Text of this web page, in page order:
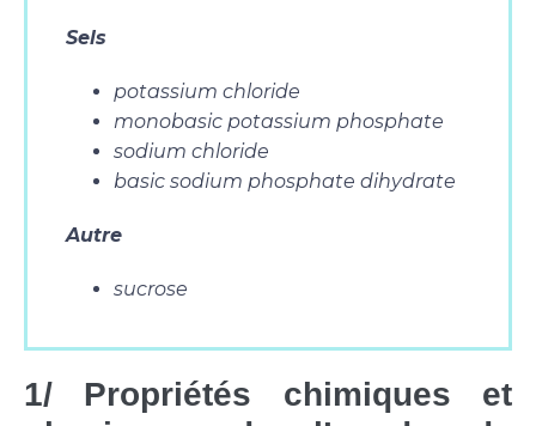
Sels
potassium chloride
monobasic potassium phosphate
sodium chloride
basic sodium phosphate dihydrate
Autre
sucrose
1/ Propriétés chimiques et